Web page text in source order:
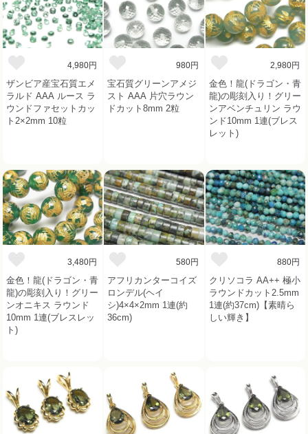
4,980円
ザンビア産宝石質エメ
ラルド AAA ルース ラ
ウンドファセットカッ
ト2×2mm 10粒
980円
宝石質グリーンアメジ
スト AAA 片穴ラウン
ドカット8mm 2粒
2,980円
金色！龍(ドラゴン・青
龍)の彫刻入り！グリー
ンアベンチュリン ラウ
ンド10mm 1連(ブレス
レット)
3,480円
金色！龍(ドラゴン・青
龍)の彫刻入り！グリー
ンオニキス ラウンド
10mm 1連(ブレスレッ
ト)
580円
アフリカンターコイズ
ロンデル(ヘイ
シ)4×4×2mm 1連(約
36cm)
880円
クリソコラ AA++ 極小
ラウンドカット2.5mm
1連(約37cm)【素晴ら
しい輝き】